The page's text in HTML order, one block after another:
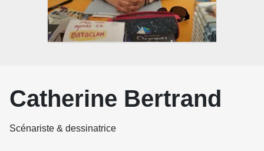
Catherine Bertrand
Scénariste & dessinatrice